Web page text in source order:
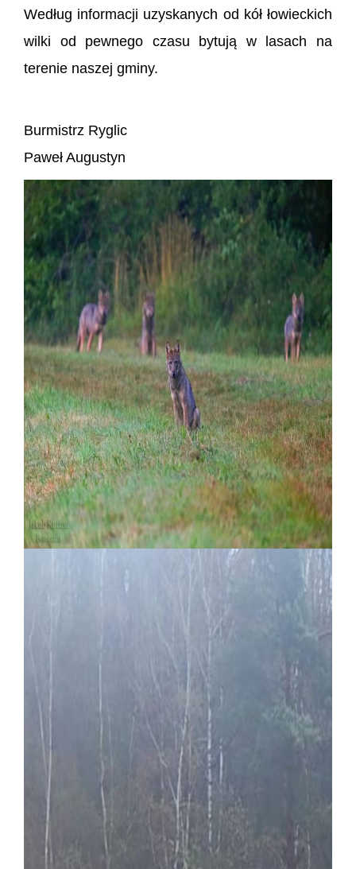
Według informacji uzyskanych od kół łowieckich
wilki od pewnego czasu bytują w lasach na
terenie naszej gminy.
Burmistrz Ryglic
Paweł Augustyn